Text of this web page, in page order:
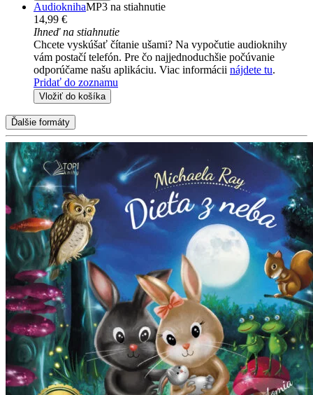
AudioknihaMP3 na stiahnutie
14,99 €
Ihneď na stiahnutie
Chcete vyskúšať čítanie ušami? Na vypočutie audioknihy
vám postačí telefón. Pre čo najjednoduchšie počúvanie
odporúčame našu aplikáciu. Viac informácii nájdete tu.
Pridať do zoznamu
Vložiť do košíka
Ďalšie formáty